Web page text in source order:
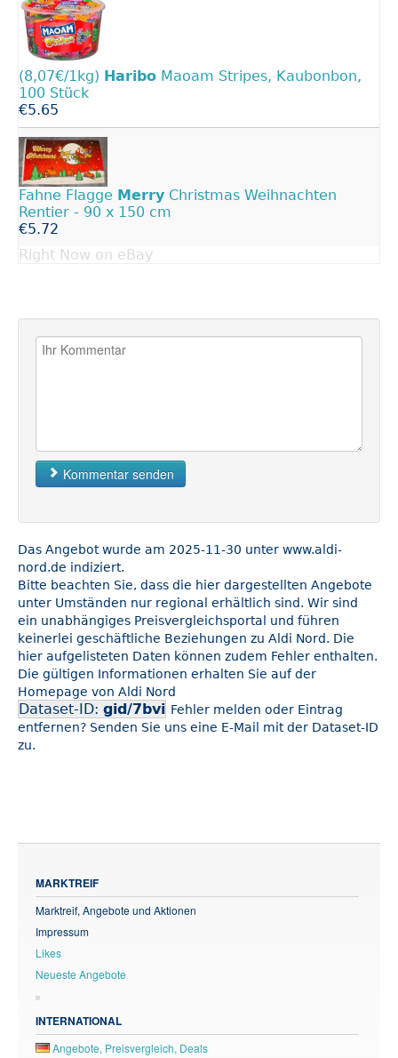
(8,07€/1kg) Haribo Maoam Stripes, Kaubonbon,
100 Stück
€5.65
Fahne Flagge Merry Christmas Weihnachten
Rentier - 90 x 150 cm
€5.72
Right Now on eBay
Kommentar senden
Das Angebot wurde am 2025-11-30 unter www.aldi-
nord.de indiziert.
Bitte beachten Sie, dass die hier dargestellten Angebote
unter Umständen nur regional erhältlich sind. Wir sind
ein unabhängiges Preisvergleichsportal und führen
keinerlei geschäftliche Beziehungen zu Aldi Nord. Die
hier aufgelisteten Daten können zudem Fehler enthalten.
Die gültigen Informationen erhalten Sie auf der
Homepage von Aldi Nord
Dataset-ID: gid/7bvi Fehler melden oder Eintrag
entfernen? Senden Sie uns eine E-Mail mit der Dataset-ID
zu.
MARKTREIF
Marktreif, Angebote und Aktionen
Impressum
Likes
Neueste Angebote
INTERNATIONAL
Angebote, Preisvergleich, Deals